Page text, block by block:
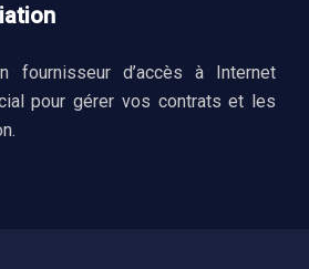
fournisseur d’accès à Internet
pour gérer vos contrats et les